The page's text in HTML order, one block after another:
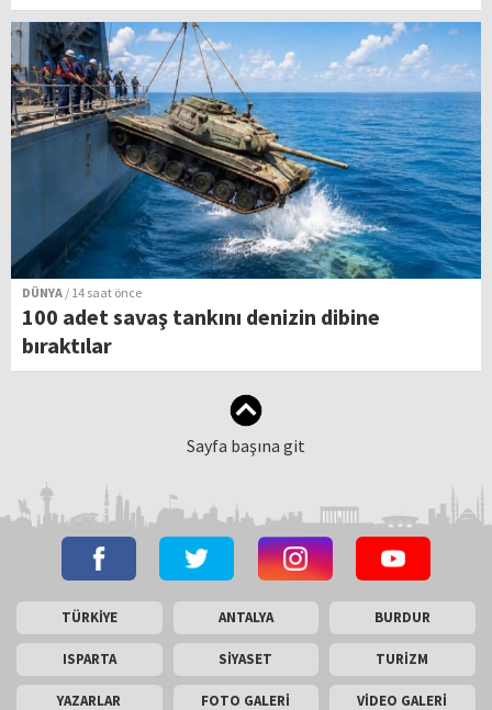
DÜNYA / 14 saat önce
100 adet savaş tankını denizin dibine
bıraktılar
Sayfa başına git
TÜRKİYE ANTALYA BURDUR
ISPARTA SİYASET TURİZM
YAZARLAR FOTO GALERİ VİDEO GALERİ